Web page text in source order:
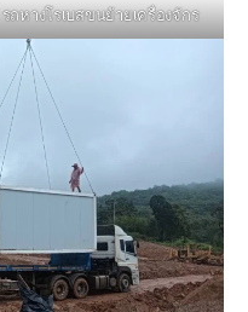
รถหางโรเบสขนย้ายเครื่องจักร